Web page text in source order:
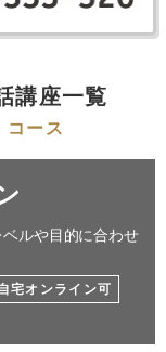
講座一覧
コース
ルや目的に合わせ
宅オンライン可